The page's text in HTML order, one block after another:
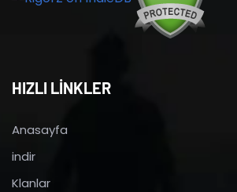
HIZLI LİNKLER
Anasayfa
indir
Klanlar